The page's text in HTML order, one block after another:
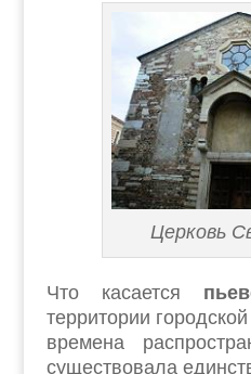
Церковь
Что касается
территории
времена
существовала